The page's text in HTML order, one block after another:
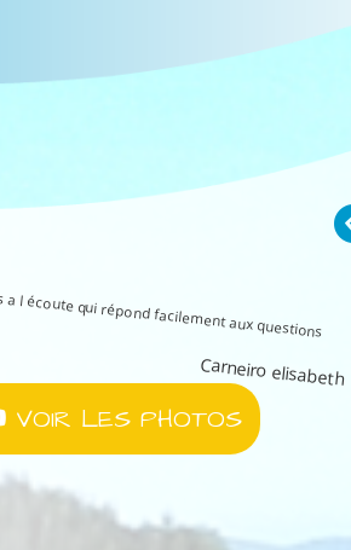
écoute qui répond facilement aux questions
Carneiro elisabeth
VOIR LES PHOTOS